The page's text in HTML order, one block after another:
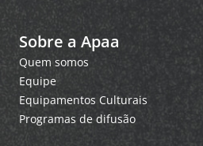
Sobre a Apaa
Quem somos
Equipe
Equipamentos Culturais
Programas de difusão